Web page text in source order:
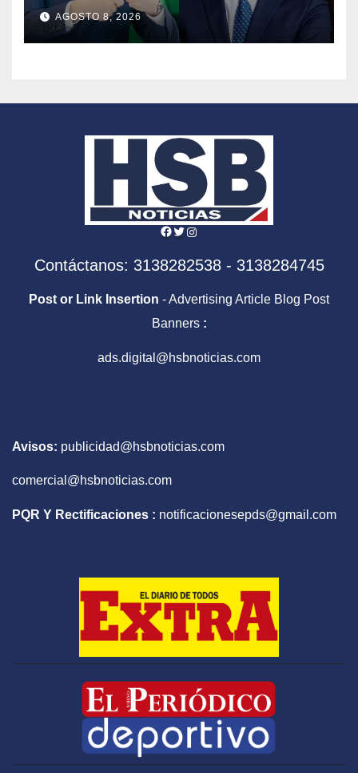
tomará el timón de la DIAN
en la era De la Espriella
AGOSTO 8, 2026
Facebook
Twitter
Instagram
Contáctanos: 3138282538 - 3138284745
Post or Link Insertion - Advertising Article Blog Post
Banners :
ads.digital@hsbnoticias.com
Avisos: publicidad@hsbnoticias.com
comercial@hsbnoticias.com
PQR Y Rectificaciones : notificacionesepds@gmail.com